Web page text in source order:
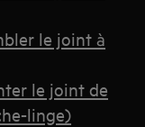
le joint à
le joint de
linge)